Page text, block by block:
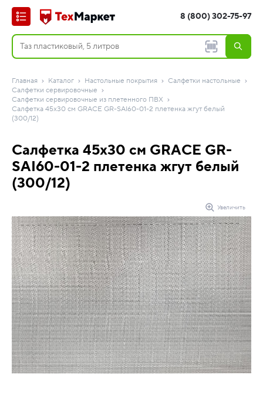
8 (800) 302-75-97
Главная Каталог Настольные покрытия
Салфетки настольные
Салфетки сервировочные
Салфетки сервировочные из плетенного ПВХ
Салфетка 45x30 см GRACE GR-SAI60-01-2 плетенка жгут белый
(300/12)
Салфетка 45x30 см GRACE GR-
SAI60-01-2 плетенка жгут белый
(300/12)
Увеличить